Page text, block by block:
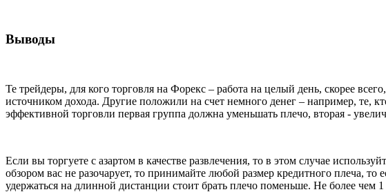
Выводы
Те трейдеры, для кого торговля на Форекс – работа на целый день, скорее
источником дохода. Другие положили на счет немного денег – например, те,
эффективной торговли первая группа должна уменьшать плечо, вторая -
Если вы торгуете с азартом в качестве развлечения, то в этом случае
обзором вас не разочарует, то принимайте любой размер кредитного плеча,
удержаться на длинной дистанции стоит брать плечо поменьше. Не более чем 1